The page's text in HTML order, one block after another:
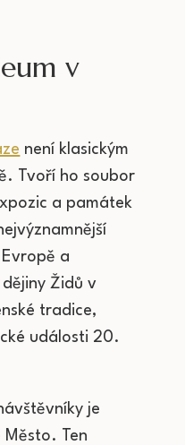
v
není klasickým
Tvoří ho soubor
a památek
a
Židů v
tradice,
události 20.
je
Město. Ten